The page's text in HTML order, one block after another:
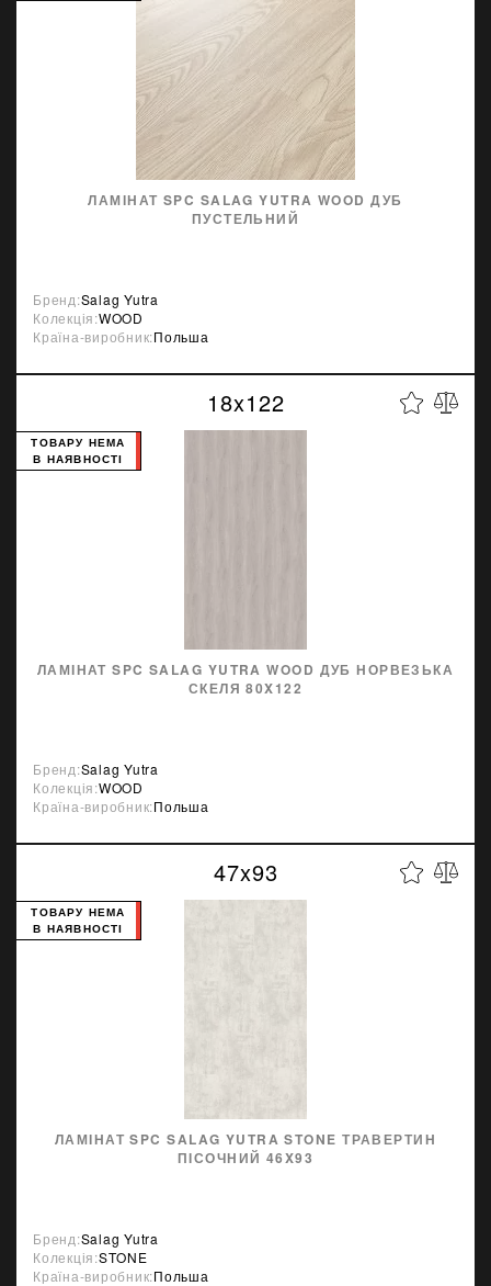
ЛАМІНАТ SPC SALAG YUTRA WOOD ДУБ
ПУСТЕЛЬНИЙ
Бренд:Salag Yutra
Колекція:WOOD
Країна-виробник:Польша
18x122
ЛАМІНАТ SPC SALAG YUTRA WOOD ДУБ НОРВЕЗЬКА
СКЕЛЯ 80X122
ТОВАРУ НЕМА
В НАЯВНОСТІ
Бренд:Salag Yutra
Колекція:WOOD
Країна-виробник:Польша
47x93
ЛАМІНАТ SPC SALAG YUTRA STONE ТРАВЕРТИН
ПІСОЧНИЙ 46X93
ТОВАРУ НЕМА
В НАЯВНОСТІ
Бренд:Salag Yutra
Колекція:STONE
Країна-виробник:Польша